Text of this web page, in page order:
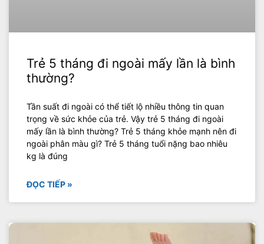
Trẻ 5 tháng đi ngoài mấy lần là bình
thường?
Tần suất đi ngoài có thể tiết lộ nhiều thông tin quan
trọng về sức khỏe của trẻ. Vậy trẻ 5 tháng đi ngoài
mấy lần là bình thường? Trẻ 5 tháng khỏe mạnh nên đi
ngoài phân màu gì? Trẻ 5 tháng tuổi nặng bao nhiêu
kg là đúng
ĐỌC TIẾP »